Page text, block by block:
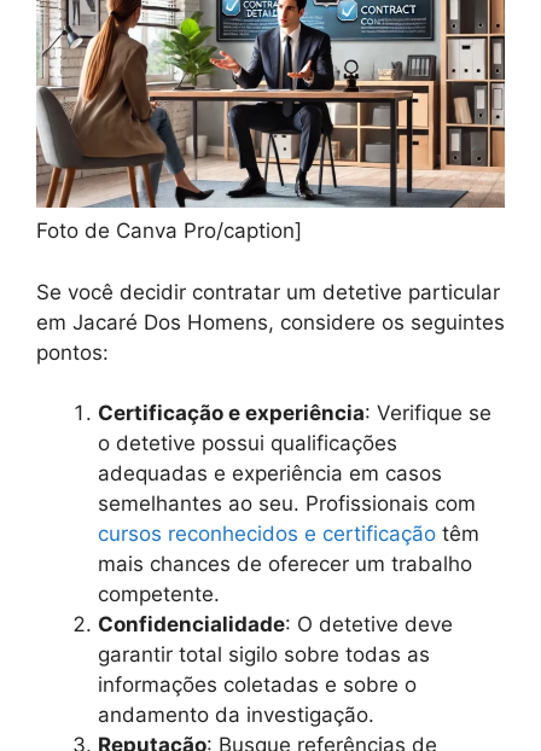
Foto de Canva Pro/caption]
Se você decidir contratar um detetive particular
em Jacaré Dos Homens, considere os seguintes
pontos:
Certificação e experiência: Verifique se
o detetive possui qualificações
adequadas e experiência em casos
semelhantes ao seu. Profissionais com
cursos reconhecidos e certificação têm
mais chances de oferecer um trabalho
competente.
Confidencialidade: O detetive deve
garantir total sigilo sobre todas as
informações coletadas e sobre o
andamento da investigação.
Reputação: Busque referências de